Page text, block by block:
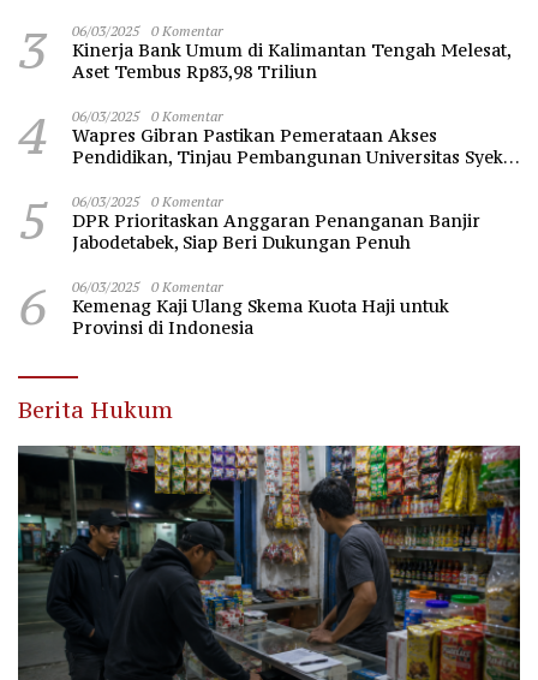
3 06/03/2025 0 Komentar
Kinerja Bank Umum di Kalimantan Tengah Melesat,
Aset Tembus Rp83,98 Triliun
4 06/03/2025 0 Komentar
Wapres Gibran Pastikan Pemerataan Akses
Pendidikan, Tinjau Pembangunan Universitas Syekh
5 06/03/2025 0 Komentar
DPR Prioritaskan Anggaran Penanganan Banjir
Jabodetabek, Siap Beri Dukungan Penuh
6 06/03/2025 0 Komentar
Kemenag Kaji Ulang Skema Kuota Haji untuk
Provinsi di Indonesia
Berita Hukum